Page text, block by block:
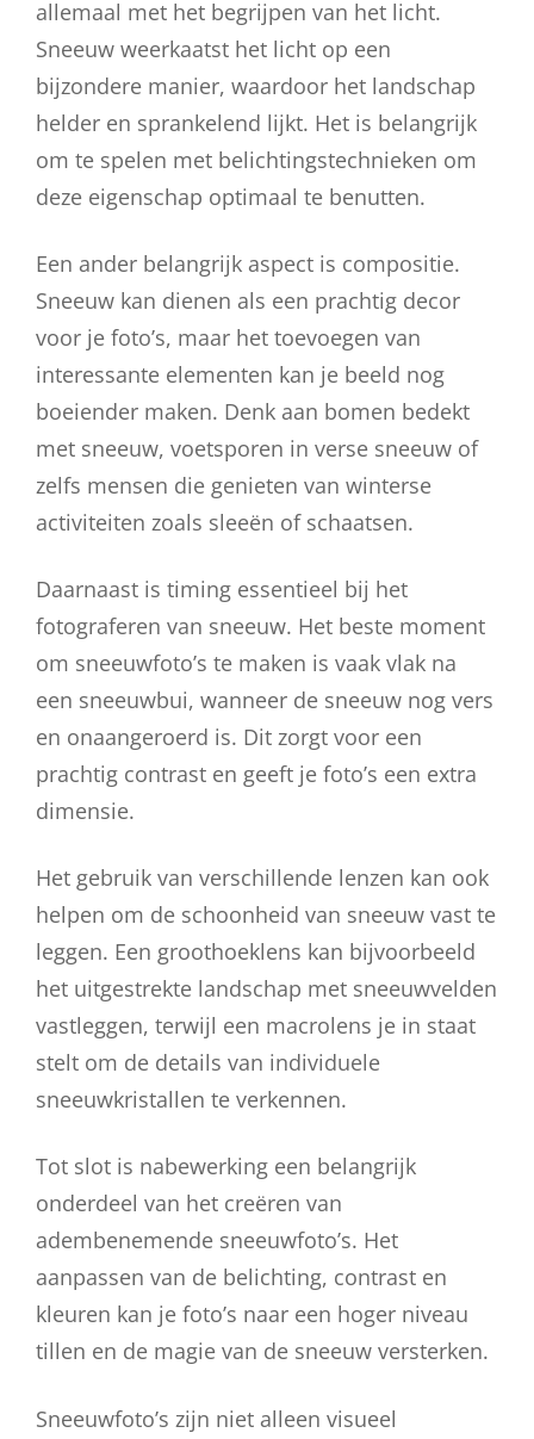
allemaal met het begrijpen van het licht.
Sneeuw weerkaatst het licht op een
bijzondere manier, waardoor het landschap
helder en sprankelend lijkt. Het is belangrijk
om te spelen met belichtingstechnieken om
deze eigenschap optimaal te benutten.
Een ander belangrijk aspect is compositie.
Sneeuw kan dienen als een prachtig decor
voor je foto’s, maar het toevoegen van
interessante elementen kan je beeld nog
boeiender maken. Denk aan bomen bedekt
met sneeuw, voetsporen in verse sneeuw of
zelfs mensen die genieten van winterse
activiteiten zoals sleeën of schaatsen.
Daarnaast is timing essentieel bij het
fotograferen van sneeuw. Het beste moment
om sneeuwfoto’s te maken is vaak vlak na
een sneeuwbui, wanneer de sneeuw nog vers
en onaangeroerd is. Dit zorgt voor een
prachtig contrast en geeft je foto’s een extra
dimensie.
Het gebruik van verschillende lenzen kan ook
helpen om de schoonheid van sneeuw vast te
leggen. Een groothoeklens kan bijvoorbeeld
het uitgestrekte landschap met sneeuwvelden
vastleggen, terwijl een macrolens je in staat
stelt om de details van individuele
sneeuwkristallen te verkennen.
Tot slot is nabewerking een belangrijk
onderdeel van het creëren van
adembenemende sneeuwfoto’s. Het
aanpassen van de belichting, contrast en
kleuren kan je foto’s naar een hoger niveau
tillen en de magie van de sneeuw versterken.
Sneeuwfoto’s zijn niet alleen visueel